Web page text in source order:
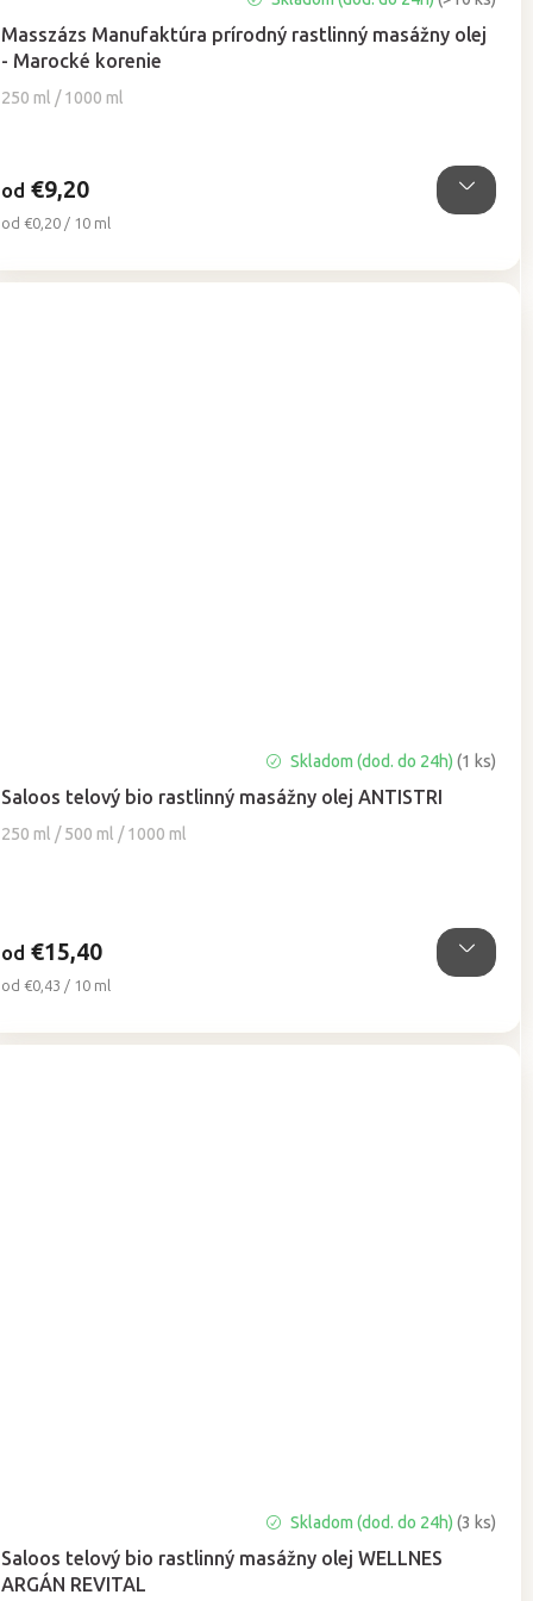
Masszázs Manufaktúra prírodný rastlinný masážny olej
- Marocké korenie
250 ml / 1000 ml
hodnotenie
produktu
je
5,0
od €9,20
Jednotková
od €0,20 / 10 ml
Saloos telový bio rastlinný masážny olej ANTISTRI
250 ml / 500 ml / 1000 ml
produktu
je
Skladom (dod. do 24h)(1 ks)
od €15,40
Jednotková
od €0,43 / 10 ml
Saloos telový bio rastlinný masážny olej WELLNES
ARGÁN REVITAL
hodnotenie
produktu
je
Skladom (dod. do 24h)(3 ks)